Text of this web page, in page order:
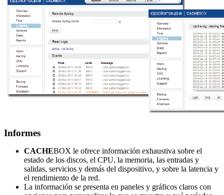
Informes
CACHEBOX le ofrece información exhaustiva sobre el
estado de los discos, el CPU, la memoria, las entradas y
salidas, servicios y demás del dispositivo, y sobre la latencia y
el rendimiento de la red.
La información se presenta en paneles y gráficos claros con